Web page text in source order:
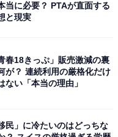
は7月31日23:59まで
当に必要？ PTAが直面する
と現実
春18きっぷ」販売激減の裏
が？ 連続利用の厳格化だけ
ない「本当の理由」
民」に冷たいのはどっちな